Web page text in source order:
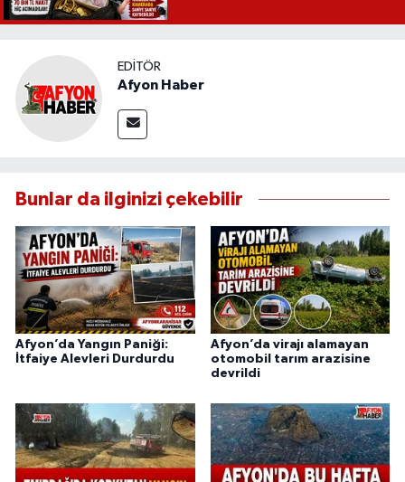
EDITÖR
Afyon Haber
Bunlar da ilginizi çekebilir
Afyon’da Yangın Paniği:
İtfaiye Alevleri Durdurdu
Afyon’da virajı alamayan
otomobil tarım arazisine
devrildi